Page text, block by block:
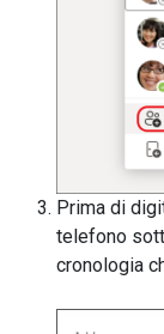
Prima di
telefono
cronologia